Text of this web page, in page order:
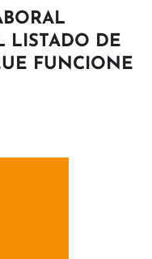
LISTADO DE
FUNCIONE